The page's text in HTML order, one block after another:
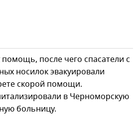
после чего спасатели с
носилок эвакуировали
скорой помощи.
в Черноморскую
больницу.